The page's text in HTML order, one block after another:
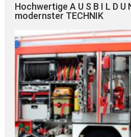
Hochwertige A U S B I L D U
modernster TECHNIK